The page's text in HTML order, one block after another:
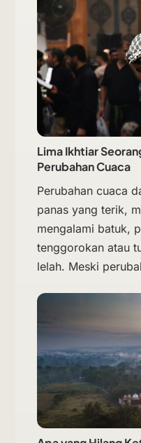
Lima Ikhtiar
Perubahan Cuaca
Perubahan cuaca
panas yang terik,
mengalami batuk,
tenggorokan atau
lelah. Meski